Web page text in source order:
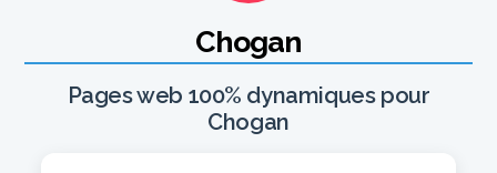
Chogan
Pages web 100% dynamiques pour
Chogan